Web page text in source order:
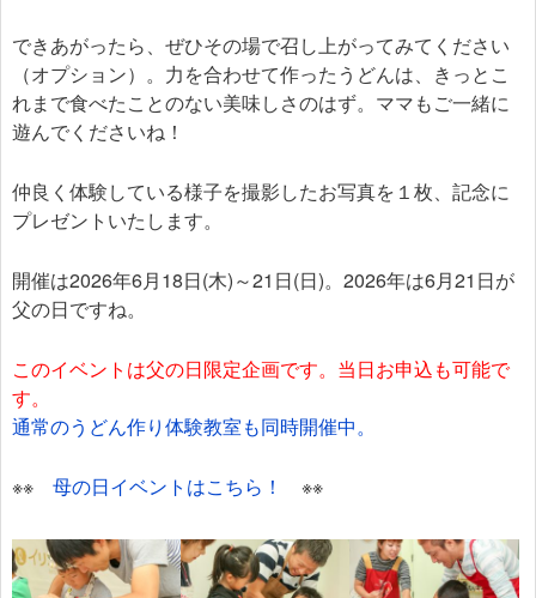
できあがったら、ぜひその場で召し上がってみてください
（オプション）。力を合わせて作ったうどんは、きっとこ
れまで食べたことのない美味しさのはず。ママもご一緒に
遊んでくださいね！
仲良く体験している様子を撮影したお写真を１枚、記念に
プレゼントいたします。
開催は2026年6月18日(木)～21日(日)。2026年は6月21日が
父の日ですね。
このイベントは父の日限定企画です。当日お申込も可能で
す。
通常のうどん作り体験教室も同時開催中。
※※ 母の日イベントはこちら！ ※※